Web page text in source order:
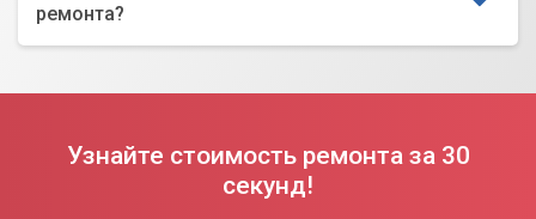
ремонта?
Узнайте стоимость ремонта за 30
секунд!